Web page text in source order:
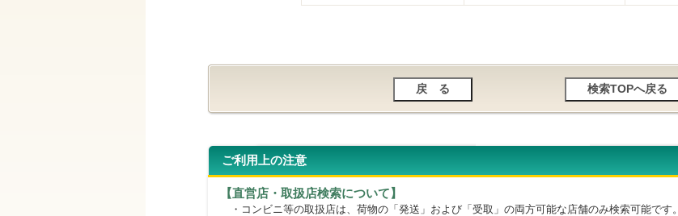
ご利用上の注意
【直営店・取扱店検索について】
・コンビニ等の取扱店は、荷物の「発送」および「受取」の両方可能な店舗のみ検索可能です。